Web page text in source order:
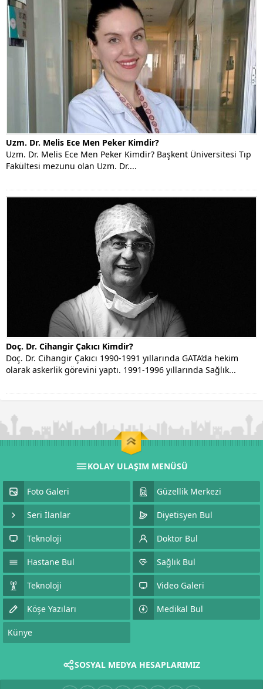
Uzm. Dr. Melis Ece Men Peker Kimdir?
Uzm. Dr. Melis Ece Men Peker Kimdir? Başkent Üniversitesi Tıp
Fakültesi mezunu olan Uzm. Dr....
Doç. Dr. Cihangir Çakıcı Kimdir?
Doç. Dr. Cihangir Çakıcı 1990-1991 yıllarında GATA’da hekim
olarak askerlik görevini yaptı. 1991-1996 yıllarında Sağlık...
KOLAY ULAŞIM MENÜSÜ
Foto Galeri Güzellik Merkezi
Seri İlanlar Diyetisyen Bul
Teknoloji Doktor Bul
Hastane Bul Sağlık Bul
Teknoloji Video Galeri
Köşe Yazıları Medikal Bul
Künye
SOSYAL MEDYA HESAPLARIMIZ